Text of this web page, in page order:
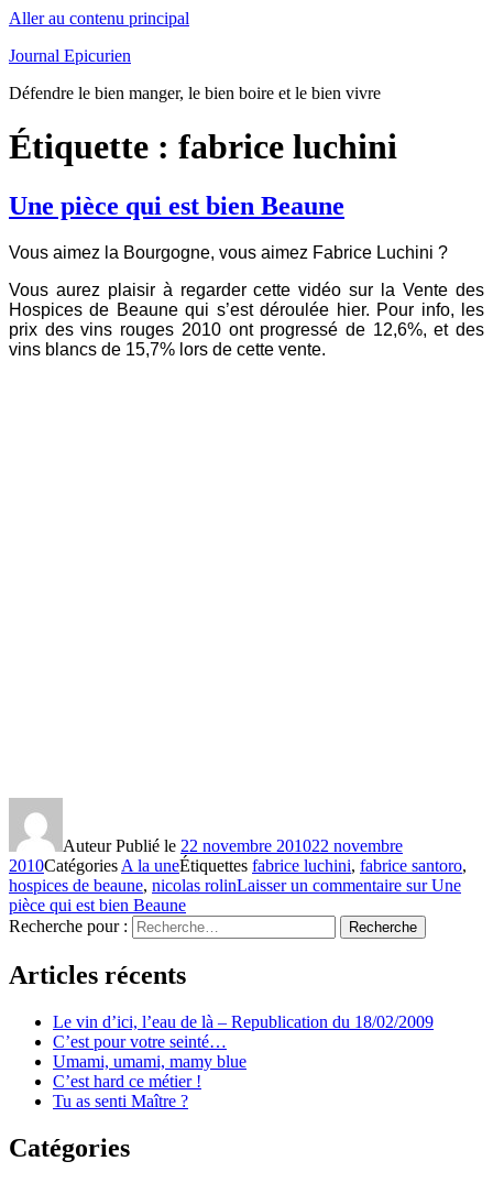
Aller au contenu principal
Journal Epicurien
Défendre le bien manger, le bien boire et le bien vivre
Étiquette : fabrice luchini
Une pièce qui est bien Beaune
Vous aimez la Bourgogne, vous aimez Fabrice Luchini ?
Vous aurez plaisir à regarder cette vidéo sur la Vente des
Hospices de Beaune qui s’est déroulée hier. Pour info, les
prix des vins rouges 2010 ont progressé de 12,6%, et des
vins blancs de 15,7% lors de cette vente.
AuteurPublié le 22 novembre 201022 novembre
2010Catégories A la uneÉtiquettes fabrice luchini, fabrice santoro,
hospices de beaune, nicolas rolinLaisser un commentaire sur Une
pièce qui est bien Beaune
Recherche pour :
Recherche
Articles récents
Le vin d’ici, l’eau de là – Republication du 18/02/2009
C’est pour votre seinté…
Umami, umami, mamy blue
C’est hard ce métier !
Tu as senti Maître ?
Catégories